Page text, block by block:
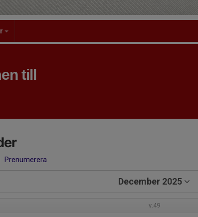
till
Prenumerera
December 2025
v.49